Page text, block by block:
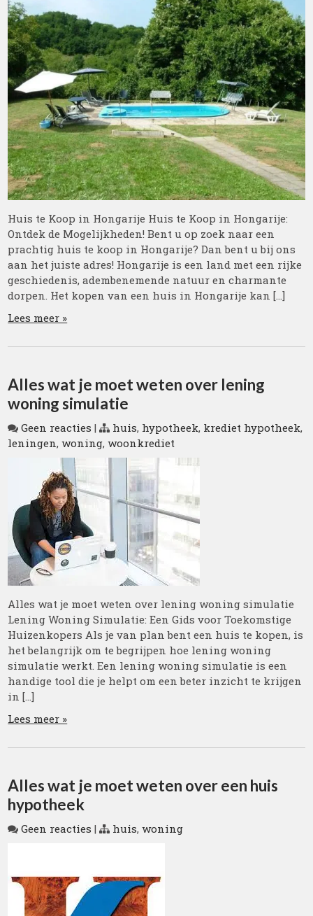
Huis te Koop in Hongarije Huis te Koop in Hongarije:
Ontdek de Mogelijkheden! Bent u op zoek naar een
prachtig huis te koop in Hongarije? Dan bent u bij ons
aan het juiste adres! Hongarije is een land met een rijke
geschiedenis, adembenemende natuur en charmante
dorpen. Het kopen van een huis in Hongarije kan […]
Lees meer »
Alles wat je moet weten over lening
woning simulatie
Geen reacties | huis, hypotheek, krediet hypotheek,
leningen,woning,woonkrediet
Alles wat je moet weten over lening woning simulatie
Lening Woning Simulatie: Een Gids voor Toekomstige
Huizenkopers Als je van plan bent een huis te kopen, is
het belangrijk om te begrijpen hoe lening woning
simulatie werkt. Een lening woning simulatie is een
handige tool die je helpt om een beter inzicht te krijgen
in […]
Lees meer »
Alles wat je moet weten over een huis
hypotheek
Geen reacties | huis,woning